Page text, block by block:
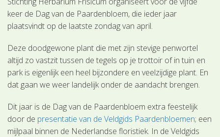
keer de Dag van de Paardenbloem, die ieder jaar
plaatsvindt op de laatste zondag van april.
Deze doodgewone plant die met zijn stevige penwortel
altijd zo vastzit tussen de tegels op je trottoir of in tuin en
park is eigenlijk een heel bijzondere en veelzijdige plant. En
dat gaan we weer landelijk onder de aandacht brengen.
Dit jaar is de Dag van de Paardenbloem extra feestelijk
door de presentatie van de Veldgids Paardenbloemen; een
mijlpaal binnen de Nederlandse floristiek. In de Veldgids